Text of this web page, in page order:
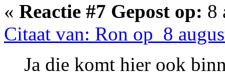
« Reactie #7 Gepost op: 8
Citaat van: Ron op 8
Ja die komt hier ook